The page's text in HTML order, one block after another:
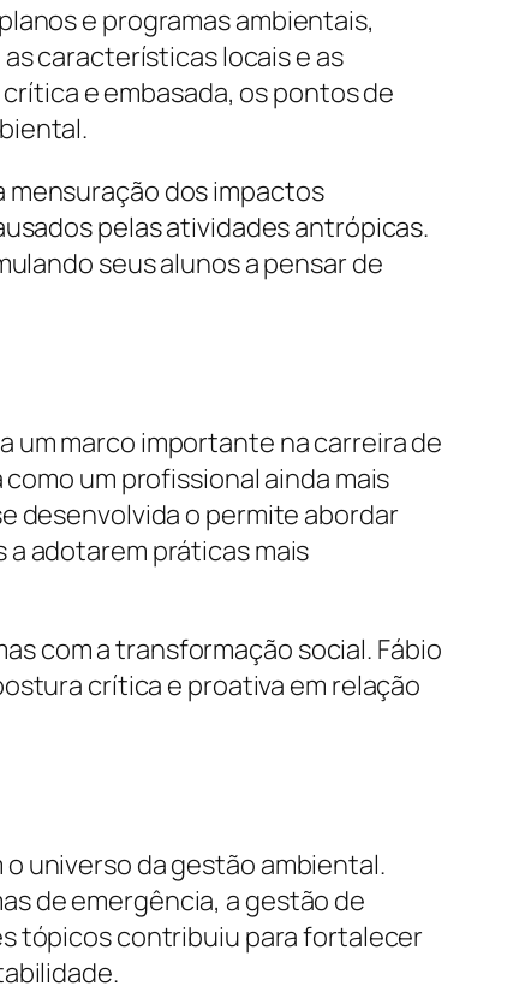
e programas ambientais,
características locais e as
e embasada, os pontos de
dos impactos
pelas atividades antrópicas.
seus alunos a pensar de
um marco importante na carreira de
um profissional ainda mais
desenvolvida o permite abordar
adotarem práticas mais
com a transformação social. Fábio
crítica e proativa em relação
universo da gestão ambiental.
de emergência, a gestão de
tópicos contribuiu para fortalecer